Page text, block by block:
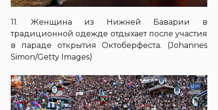
11. Женщина из Нижней Баварии в
традиционной одежде отдыхает после участия
в параде открытия Октоберфеста. (Johannes
Simon/Getty Images)